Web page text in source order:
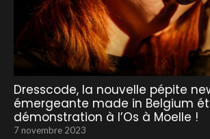
Dresscode, la nouvelle pépite
émergeante made in Belgium
démonstration à l’Os à Moelle !
7 novembre 2023